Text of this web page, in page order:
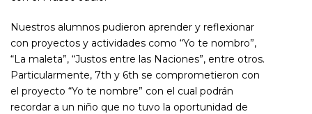
Nuestros alumnos pudieron aprender y reflexionar
con proyectos y actividades como “Yo te nombro”,
“La maleta”, “Justos entre las Naciones”, entre otros.
Particularmente, 7th y 6th se comprometieron con
el proyecto “Yo te nombre” con el cual podrán
recordar a un niño que no tuvo la oportunidad de